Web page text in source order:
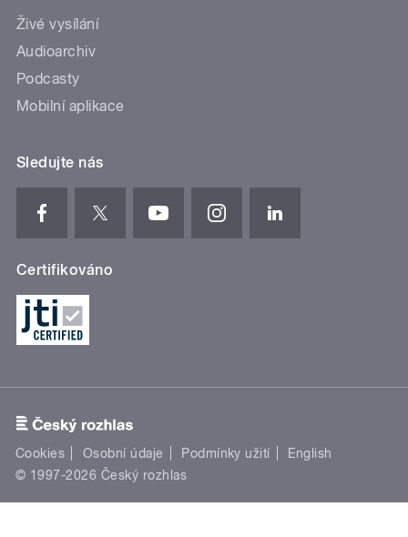
Živé vysílání
Audioarchiv
Podcasty
Mobilní aplikace
Sledujte nás
Certifikováno
Cookies Osobní údaje Podmínky užití
English
© 1997-2026 Český rozhlas